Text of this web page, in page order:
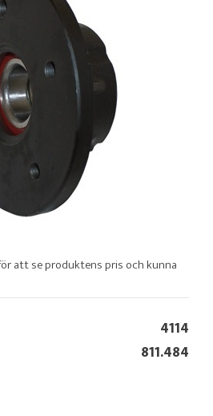
att se produktens pris och kunna
4114
811.484